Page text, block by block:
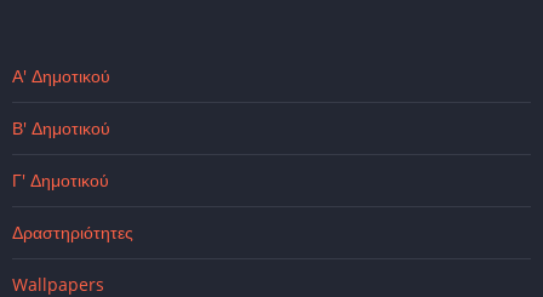
Α' Δημοτικού
Β' Δημοτικού
Γ' Δημοτικού
Δραστηριότητες
Wallpapers